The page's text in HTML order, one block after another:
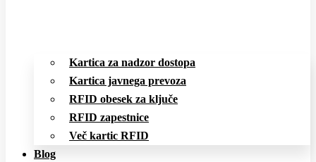
Kartica za nadzor dostopa
Kartica javnega prevoza
RFID obesek za ključe
RFID zapestnice
Več kartic RFID
Blog